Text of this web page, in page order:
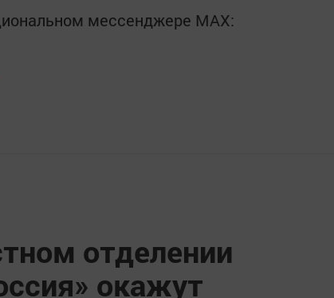
мессенджере MАХ:
отделении
окажут